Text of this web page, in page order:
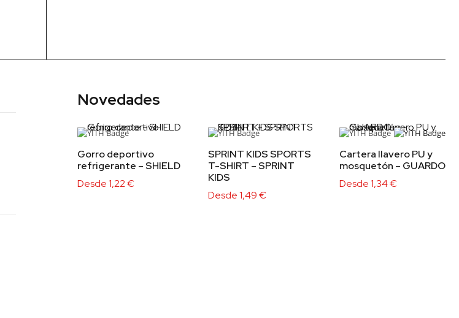
Novedades
Gorro deportivo
refrigerante – SHIELD
Desde1,22€
SPRINT KIDS SPORTS
T-SHIRT – SPRINT
KIDS
Desde1,49€
Cartera llavero PU y
mosquetón – GUARDO
Desde1,34€